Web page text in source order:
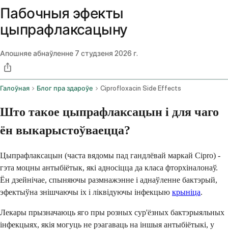
Пабочныя эфекты
цыпрафлаксацыну
Апошняе абнаўленне 7 студзеня 2026 г.
Галоўная Блог пра здароўе Ciprofloxacin Side Effects
Што такое цыпрафлаксацын і для чаго
ён выкарыстоўваецца?
Цыпрафлаксацын (часта вядомы пад гандлёвай маркай Cipro) -
гэта моцны антыбіётык, які адносіцца да класа фторхіналонаў.
Ён дзейнічае, спыняючы размнажэнне і аднаўленне бактэрый,
эфектыўна знішчаючы іх і ліквідуючы інфекцыю крыніца.
Лекары прызначаюць яго пры розных сур'ёзных бактэрыяльных
інфекцыях, якія могуць не рэагаваць на іншыя антыбіётыкі, у